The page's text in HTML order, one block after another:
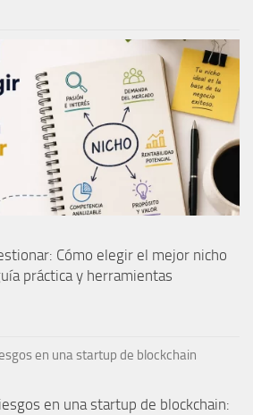
Cómo elegir el mejor nicho
práctica y herramientas
en una startup de blockchain: